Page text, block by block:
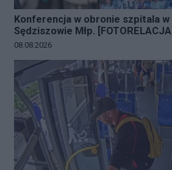
Konferencja w obronie szpitala w
Sędziszowie Młp. [FOTORELACJA]
Data dodania galerii:
08.08.2026